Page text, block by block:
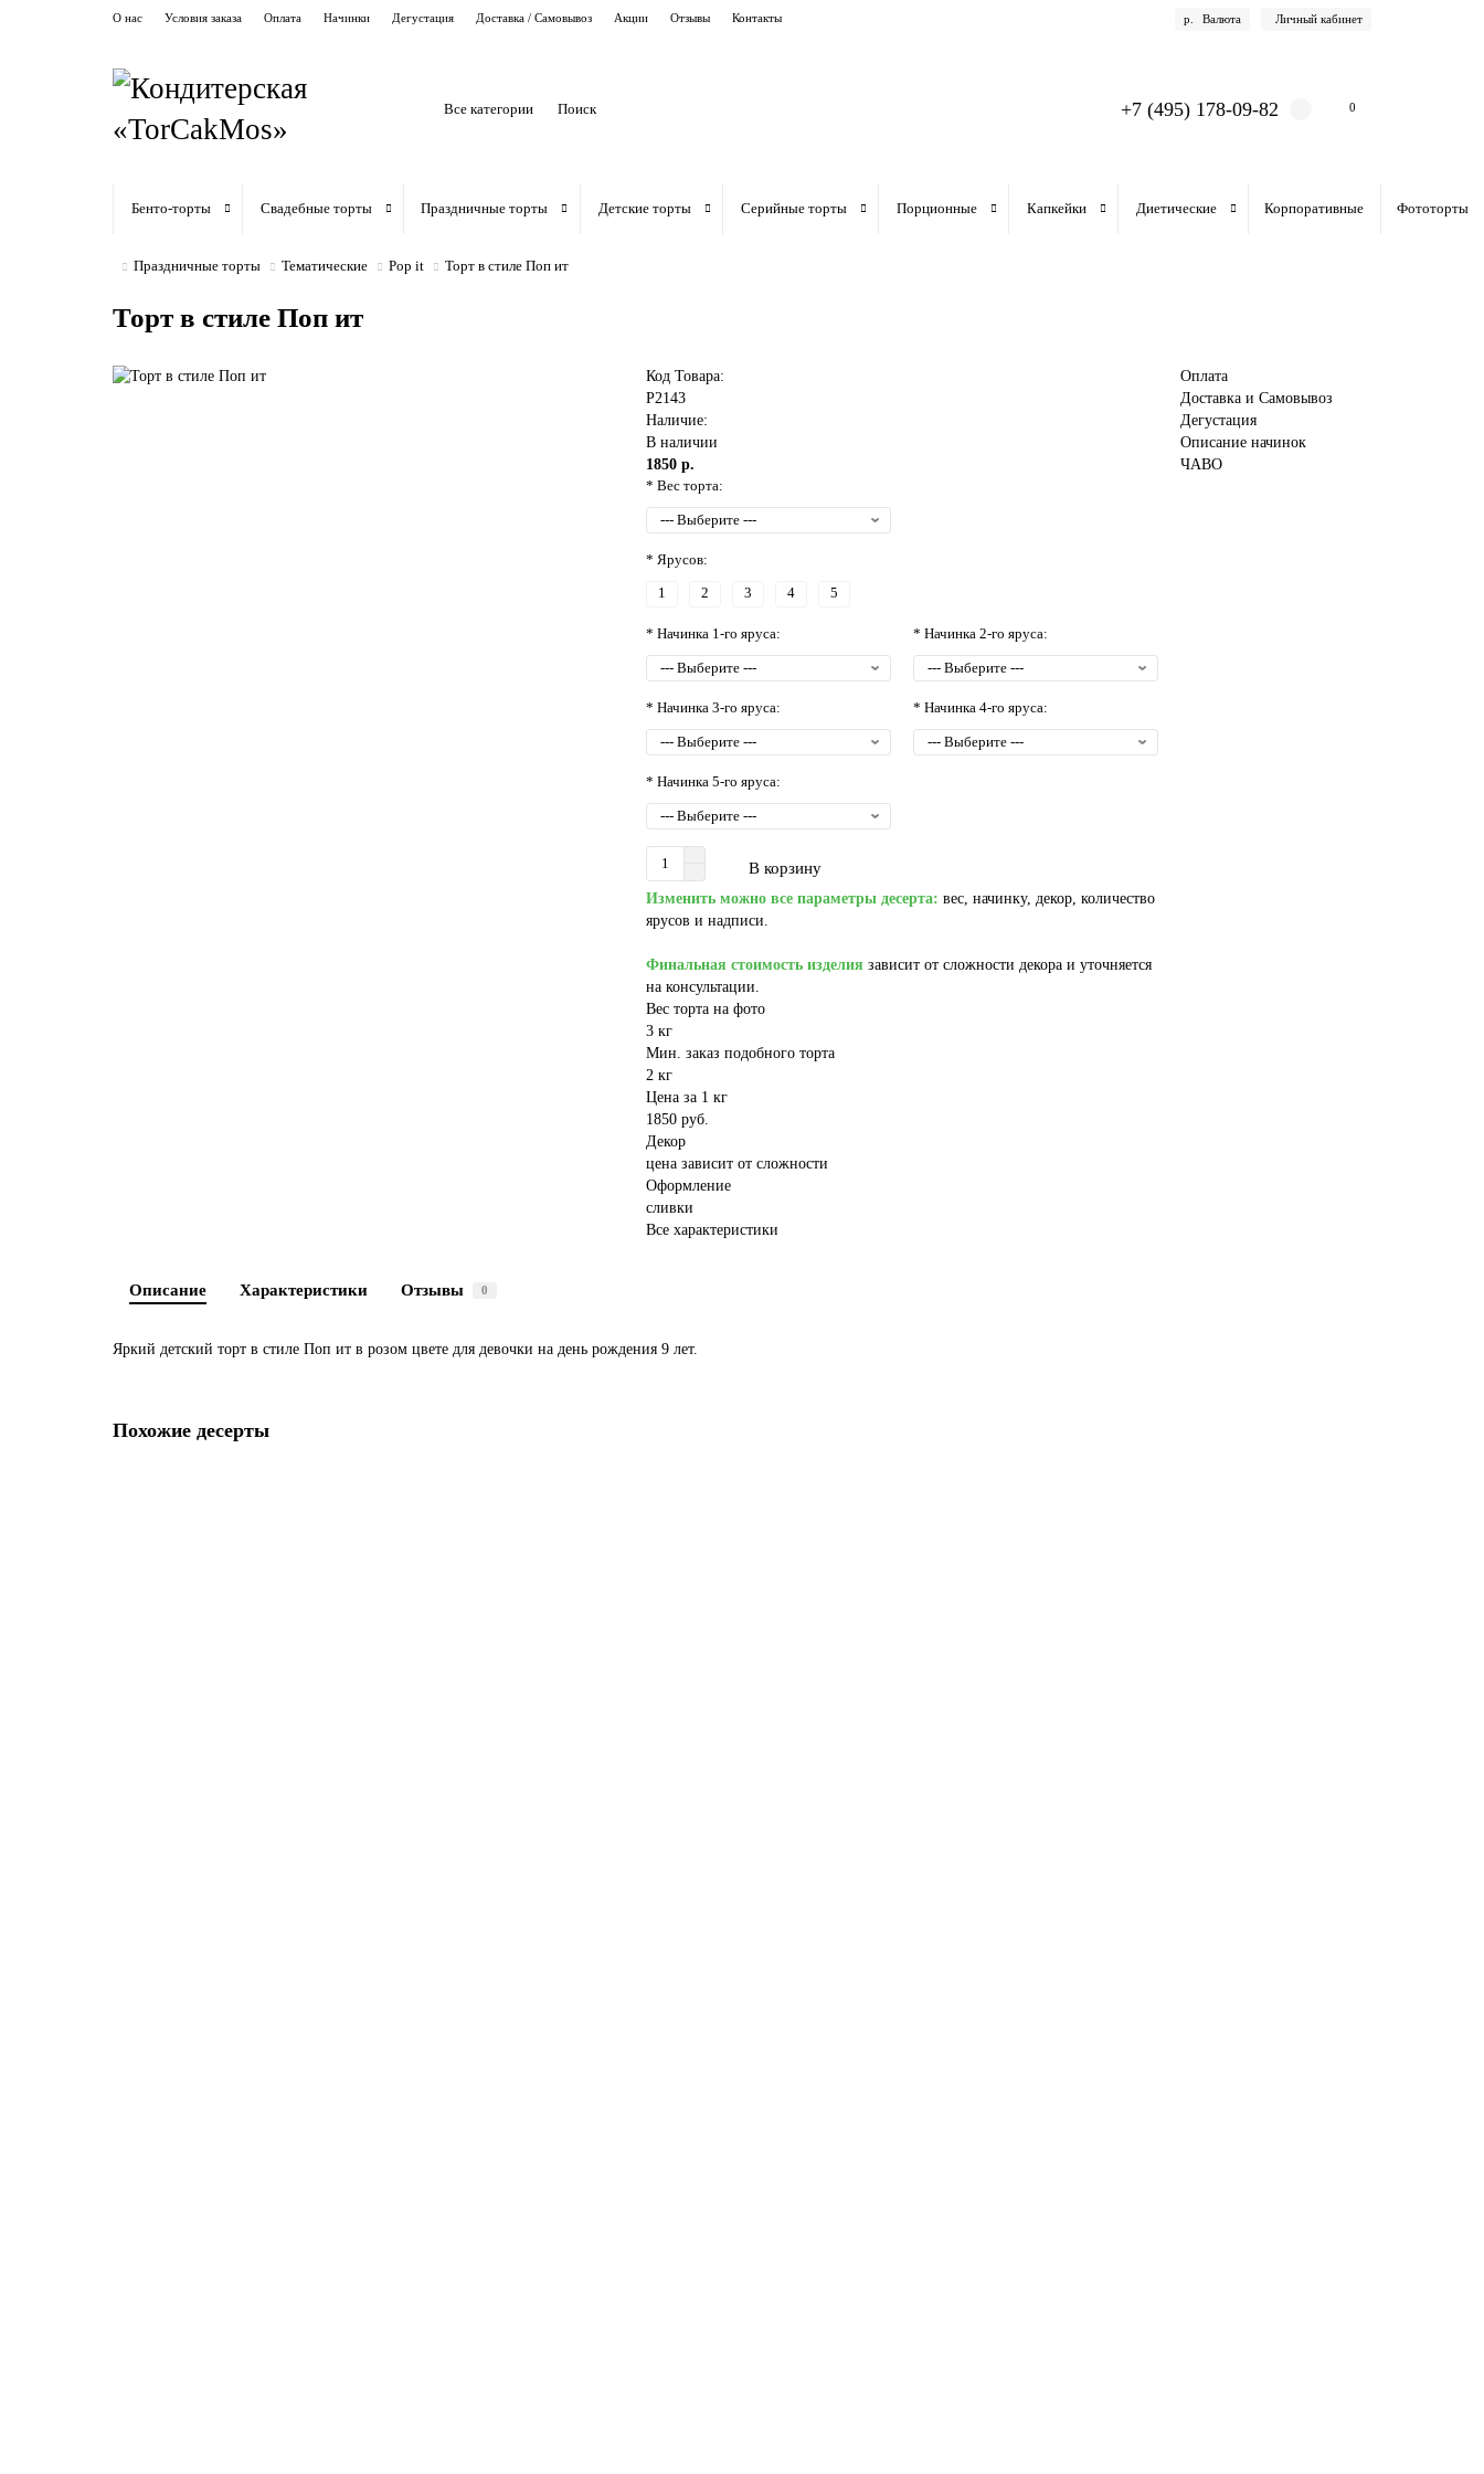
О нас Условия заказа Оплата Начинки Дегустация Доставка / Самовывоз Акции Отзывы Контакты р. Валюта Личный кабинет
Все категории +7 (495) 178-09-82 0
Бенто-торты Свадебные торты Праздничные торты Детские торты Серийные торты Порционные Капкейки Диетические Корпоративные Фототорты
Праздничные торты Тематические Pop it Торт в стиле Поп ит
Торт в стиле Поп ит
Код Товара:
P2143
Наличие:
В наличии
1850 р.
* Вес торта:
* Ярусов:
1 2 3 4 5
* Начинка 1-го яруса: * Начинка 2-го яруса:
* Начинка 3-го яруса: * Начинка 4-го яруса:
* Начинка 5-го яруса:
В корзину
Изменить можно все параметры десерта: вес, начинку, декор, количество
ярусов и надписи.
Финальная стоимость изделия зависит от сложности декора и уточняется
на консультации.
Вес торта на фото
3 кг
Мин. заказ подобного торта
2 кг
Цена за 1 кг
1850 руб.
Декор
цена зависит от сложности
Оформление
сливки
Все характеристики
Оплата
Доставка и Самовывоз
Дегустация
Описание начинок
ЧАВО
Описание Характеристики Отзывы 0
Яркий детский торт в стиле Поп ит в розом цвете для девочки на день рождения 9 лет.
Похожие десерты